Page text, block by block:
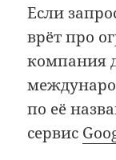
Если
врёт про
компания
по её
сервис